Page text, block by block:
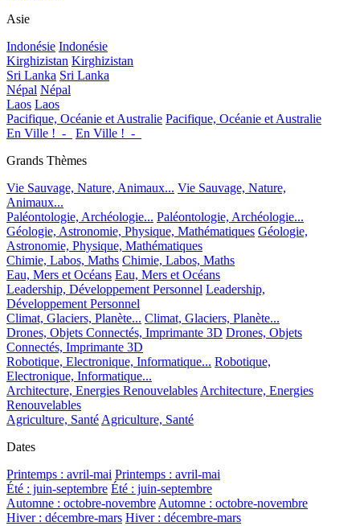
Asie
Indonésie Indonésie
Kirghizistan Kirghizistan
Sri Lanka Sri Lanka
Népal Népal
Laos Laos
Pacifique, Océanie et Australie Pacifique, Océanie et Australie
En Ville !_-_
En Ville !_-_
Grands Thèmes
Vie Sauvage, Nature, Animaux... Vie Sauvage, Nature,
Animaux...
Paléontologie, Archéologie... Paléontologie, Archéologie...
Géologie, Astronomie, Physique, Mathématiques Géologie,
Astronomie, Physique, Mathématiques
Chimie, Labos, Maths Chimie, Labos, Maths
Eau, Mers et Océans Eau, Mers et Océans
Leadership, Développement Personnel Leadership,
Développement Personnel
Climat, Glaciers, Planète... Climat, Glaciers, Planète...
Drones, Objets Connectés, Imprimante 3D Drones, Objets
Connectés, Imprimante 3D
Robotique, Electronique, Informatique... Robotique,
Electronique, Informatique...
Architecture, Energies RenouvelablesArchitecture, Energies
Renouvelables
Agriculture, SantéAgriculture, Santé
Dates
Printemps : avril-mai Printemps : avril-mai
Été : juin-septembre Été : juin-septembre
Automne : octobre-novembreAutomne : octobre-novembre
Hiver : décembre-mars Hiver : décembre-mars